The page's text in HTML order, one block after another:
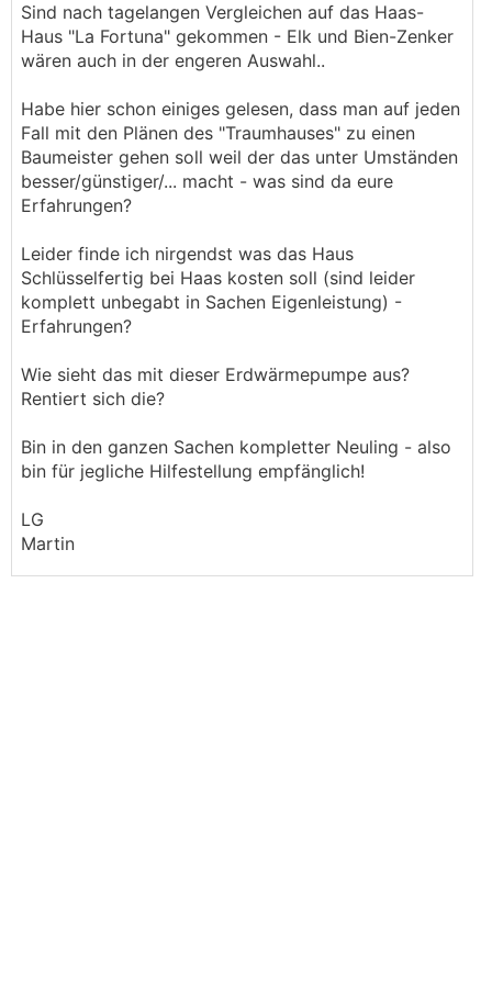
Sind nach tagelangen Vergleichen auf das Haas-
Haus "La Fortuna" gekommen - Elk und Bien-Zenker
wären auch in der engeren Auswahl..
Habe hier schon einiges gelesen, dass man auf jeden
Fall mit den Plänen des "Traumhauses" zu einen
Baumeister gehen soll weil der das unter Umständen
besser/günstiger/... macht - was sind da eure
Erfahrungen?
Leider finde ich nirgendst was das Haus
Schlüsselfertig bei Haas kosten soll (sind leider
komplett unbegabt in Sachen Eigenleistung) -
Erfahrungen?
Wie sieht das mit dieser Erdwärmepumpe aus?
Rentiert sich die?
Bin in den ganzen Sachen kompletter Neuling - also
bin für jegliche Hilfestellung empfänglich!
LG
Martin